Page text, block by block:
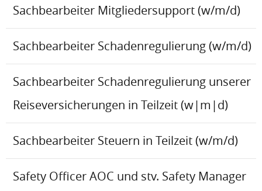
Sachbearbeiter Mitgliedersupport (w/m/d)
Sachbearbeiter Schadenregulierung (w/m/d)
Sachbearbeiter Schadenregulierung unserer
Reiseversicherungen in Teilzeit (w|m|d)
Sachbearbeiter Steuern in Teilzeit (w/m/d)
Safety Officer AOC und stv. Safety Manager